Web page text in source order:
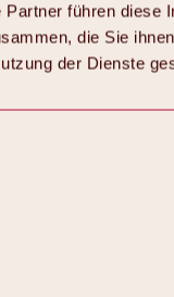
führen diese
die Sie
der Dienste